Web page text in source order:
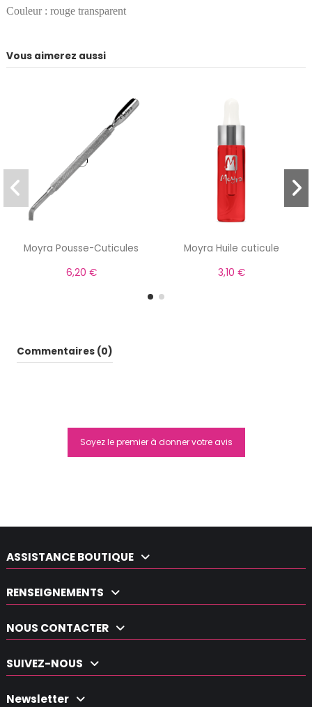
Couleur : rouge transparent
Vous aimerez aussi
Moyra Pousse-Cuticules
6,20 €
Moyra Huile cuticule
3,10 €
Commentaires (0)
Soyez le premier à donner votre avis
ASSISTANCE BOUTIQUE
RENSEIGNEMENTS
NOUS CONTACTER
SUIVEZ-NOUS
Newsletter